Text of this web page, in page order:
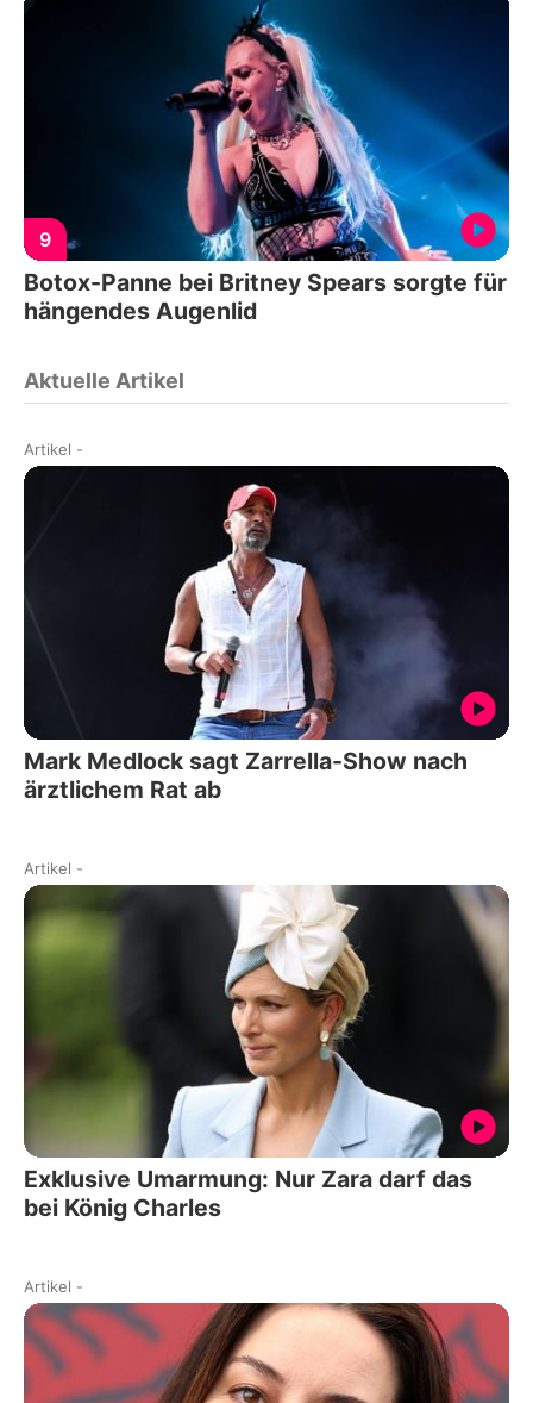
9
Botox-Panne bei Britney Spears sorgte für
hängendes Augenlid
Aktuelle Artikel
Artikel -
Mark Medlock sagt Zarrella-Show nach
ärztlichem Rat ab
Artikel -
Exklusive Umarmung: Nur Zara darf das
bei König Charles
Artikel -